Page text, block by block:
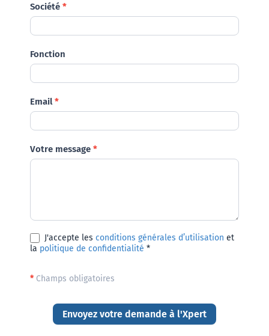
Société *
Fonction
Email*
Votre message *
J'accepte les conditions générales d’utilisation et
la politique de confidentialité *
*Champs obligatoires
Envoyez votre demande à l'Xpert